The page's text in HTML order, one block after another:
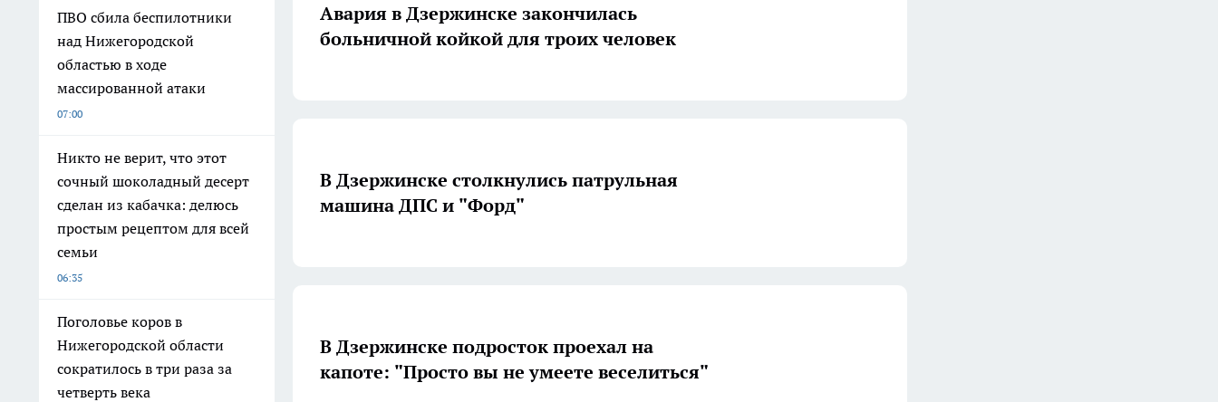
ПВО сбила беспилотники
над Нижегородской
областью в ходе
массированной атаки
07:00
Никто не верит, что этот
сочный шоколадный десерт
сделан из кабачка: делюсь
простым рецептом для всей
семьи
06:35
Поголовье коров в
Нижегородской области
сократилось в три раза за
четверть века
Авария в Дзержинске закончилась
больничной койкой для троих человек
В Дзержинске столкнулись патрульная
машина ДПС и "Форд"
В Дзержинске подросток проехал на
капоте: "Просто вы не умеете веселиться"